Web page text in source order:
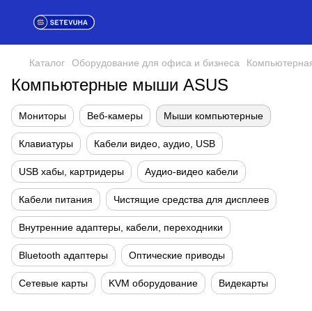
Каталог Оборудование для офиса и бизнеса
Компьютерные мыши ASUS
Мониторы Веб-камеры Мыши компьютерные
Клавиатуры Кабели видео, аудио, USB
USB хабы, картридеры Аудио-видео кабели
Кабели питания Чистящие средства для дисплеев
Внутренние адаптеры, кабели, переходники
Bluetooth адаптеры Оптические приводы
Сетевые карты KVM оборудование Видекарты